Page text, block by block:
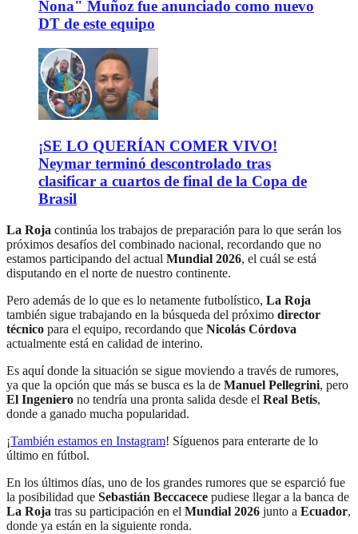
Nona" Muñoz fue anunciado como nuevo
DT de este equipo
¡SE LO QUERÍAN COMER VIVO!
Neymar terminó descontrolado tras
clasificar a cuartos de final de la Copa de
Brasil
La Roja continúa los trabajos de preparación para lo que serán los
próximos desafíos del combinado nacional, recordando que no
estamos participando del actual Mundial 2026, el cuál se está
disputando en el norte de nuestro continente.
Pero además de lo que es lo netamente futbolístico, La Roja
también sigue trabajando en la búsqueda del próximo director
técnico para el equipo, recordando que Nicolás Córdova
actualmente está en calidad de interino.
Es aquí donde la situación se sigue moviendo a través de rumores,
ya que la opción que más se busca es la de Manuel Pellegrini, pero
El Ingeniero no tendría una pronta salida desde el Real Betis,
donde a ganado mucha popularidad.
¡También estamos en Instagram! Síguenos para enterarte de lo
último en fútbol.
En los últimos días, uno de los grandes rumores que se esparció fue
la posibilidad que Sebastián Beccacece pudiese llegar a la banca de
La Roja tras su participación en el Mundial 2026 junto a Ecuador,
donde ya están en la siguiente ronda.